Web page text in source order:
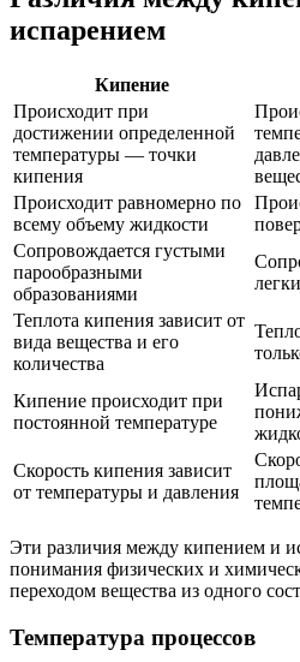
испарением
Кипение
Происходит при
достижении определенной
температуры — точки
кипения
Происходит равномерно по
всему объему жидкости
Сопровождается густыми
парообразными
образованиями
Теплота кипения зависит от
вида вещества и его
количества
Кипение происходит при
постоянной температуре
Скорость кипения зависит
от температуры и давления
Эти различия между кипением и
понимания физических и
переходом вещества из одного
Температура процессов